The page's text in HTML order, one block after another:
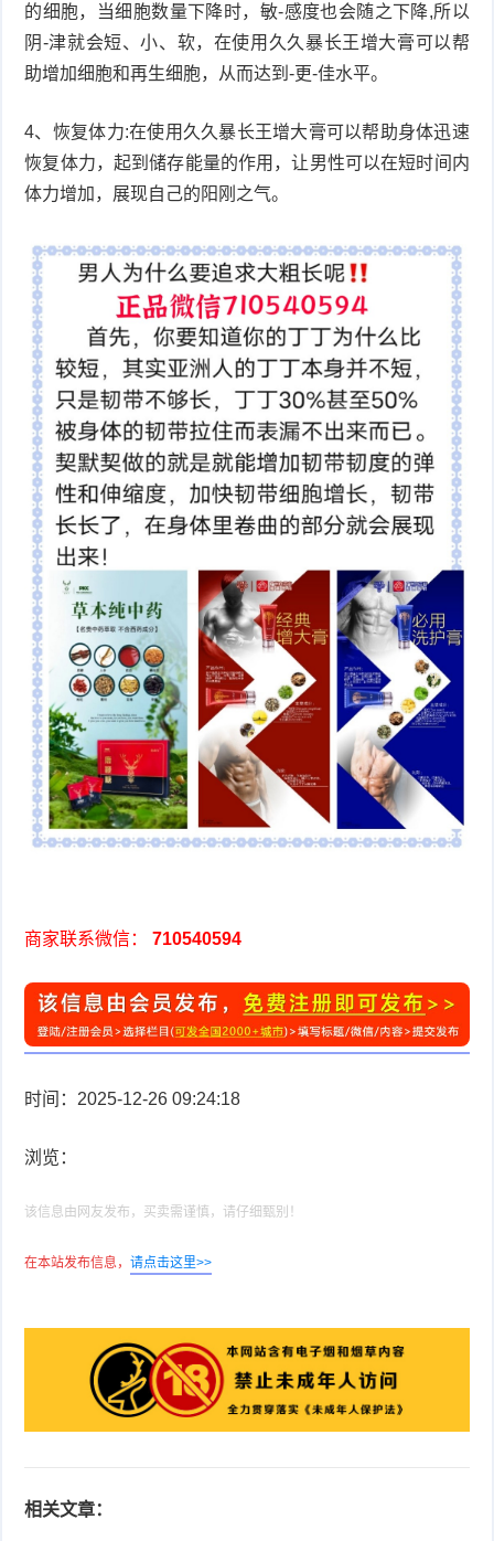
的细胞，当细胞数量下降时，敏-感度也会随之下降,所以
阴-津就会短、小、软，在使用久久暴长王增大膏可以帮
助增加细胞和再生细胞，从而达到-更-佳水平。
4、恢复体力:在使用久久暴长王增大膏可以帮助身体迅速
恢复体力，起到储存能量的作用，让男性可以在短时间内
体力增加，展现自己的阳刚之气。
商家联系微信： 710540594
时间：2025-12-26 09:24:18
浏览：
该信息由网友发布，买卖需谨慎，请仔细甄别！
在本站发布信息，请点击这里>>
相关文章：